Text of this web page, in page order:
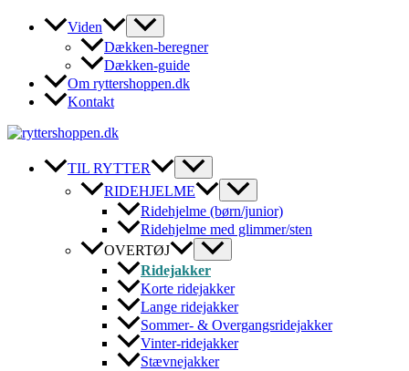
Viden
Dækken-beregner
Dækken-guide
Om ryttershoppen.dk
Kontakt
TIL RYTTER
RIDEHJELME
Ridehjelme (børn/junior)
Ridehjelme med glimmer/sten
OVERTØJ
Ridejakker
Korte ridejakker
Lange ridejakker
Sommer- & Overgangsridejakker
Vinter-ridejakker
Stævnejakker